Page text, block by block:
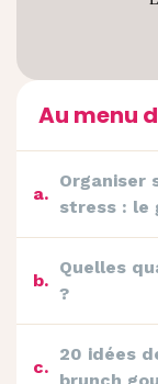
Au menu
a.
Organiser
stress : le
b.
Quelles
?
c.
20 idées